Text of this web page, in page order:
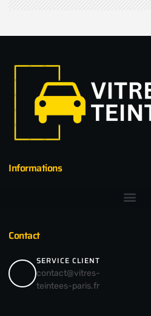
Informations
Contact
SERVICE CLIENT
contact@vitres-
teintees-paris.fr